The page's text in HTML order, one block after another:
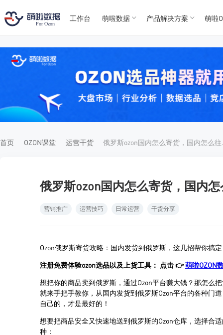
For
For
工作台 萌啦数据 产品解决方案 萌啦
首页 OZON课堂 运营干货
俄罗斯ozon国内怎么寄货，国内
营销推广 运营技巧 日常运营 干货分享